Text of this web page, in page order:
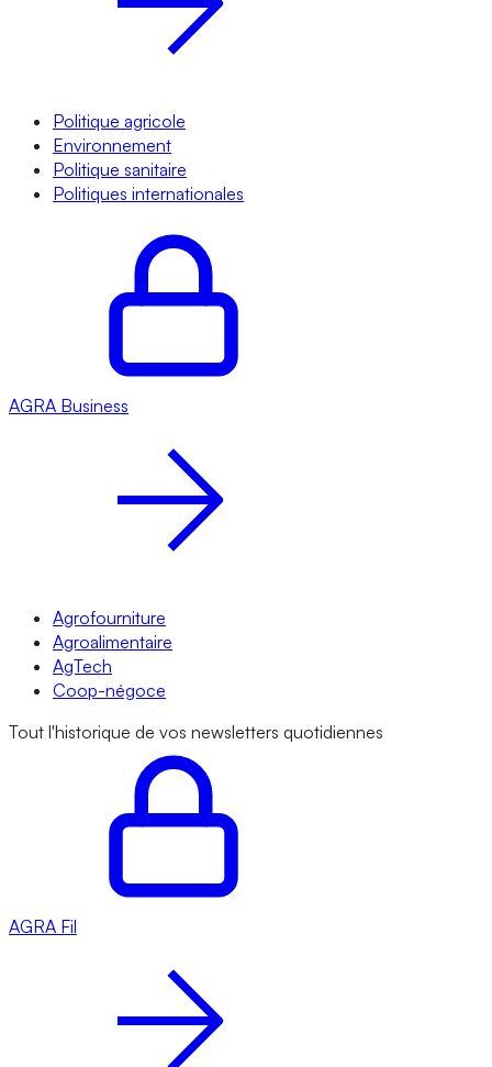
Politique agricole
Environnement
Politique sanitaire
Politiques internationales
AGRA Business
Agrofourniture
Agroalimentaire
AgTech
Coop-négoce
Tout l'historique de vos newsletters quotidiennes
AGRA Fil